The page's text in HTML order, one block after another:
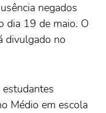
negados
dia 19 de maio. O
divulgado no
Médio em escola